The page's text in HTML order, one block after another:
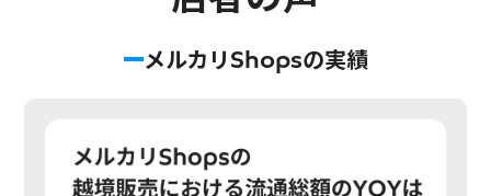
メルカリShopsの実績